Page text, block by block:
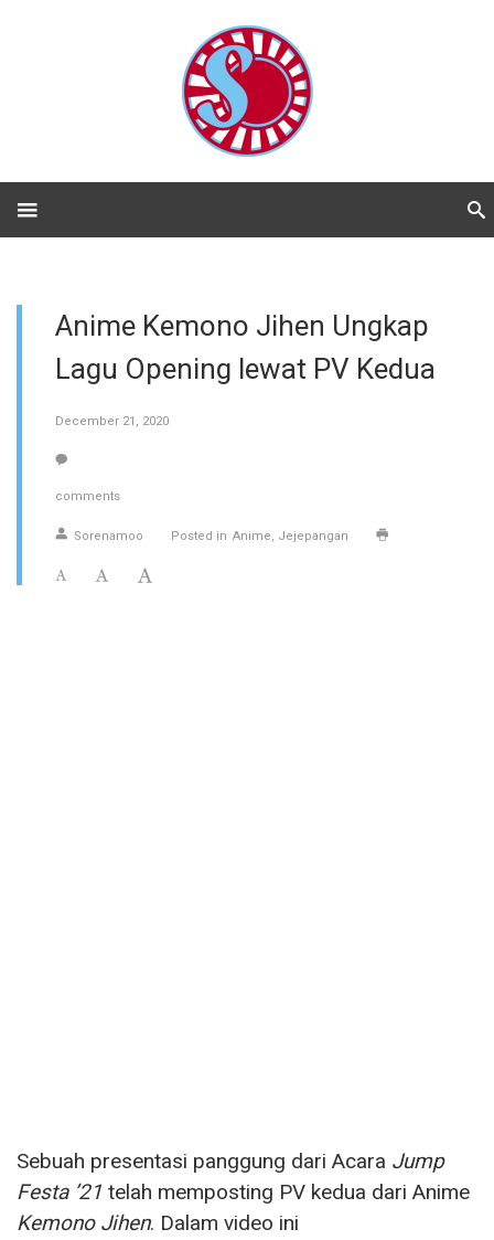
Anime Kemono Jihen Ungkap
Lagu Opening lewat PV Kedua
December 21, 2020
comments
Sorenamoo Posted in Anime Jejepangan
Sebuah presentasi panggung dari Acara Jump
Festa ’21 telah memposting PV kedua dari Anime
Kemono Jihen. Dalam video ini